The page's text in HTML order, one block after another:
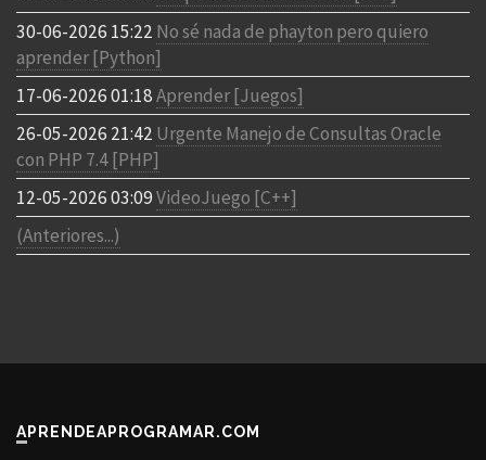
30-06-2026 15:22 No sé nada de phayton pero quiero
aprender [Python]
17-06-2026 01:18Aprender [Juegos]
26-05-2026 21:42 Urgente Manejo de Consultas Oracle
con PHP 7.4 [PHP]
12-05-2026 03:09VideoJuego [C++]
(Anteriores...)
APRENDEAPROGRAMAR.COM